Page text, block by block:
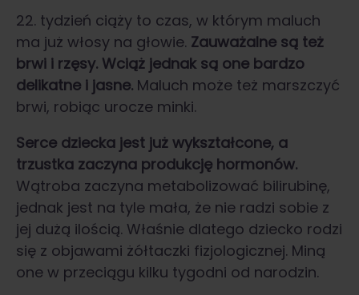
22. tydzień ciąży to czas, w którym maluch
ma już włosy na głowie. Zauważalne są też
brwi i rzęsy. Wciąż jednak są one bardzo
delikatne i jasne. Maluch może też marszczyć
brwi, robiąc urocze minki.
Serce dziecka jest już wykształcone, a
trzustka zaczyna produkcję hormonów.
Wątroba zaczyna metabolizować bilirubinę,
jednak jest na tyle mała, że nie radzi sobie z
jej dużą ilością. Właśnie dlatego dziecko rodzi
się z objawami żółtaczki fizjologicznej. Miną
one w przeciągu kilku tygodni od narodzin.